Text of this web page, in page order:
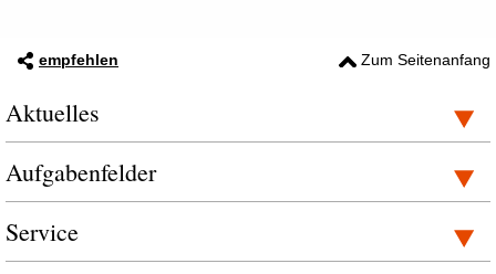
empfehlen Zum Seitenanfang
Aktuelles
Aufgabenfelder
Service